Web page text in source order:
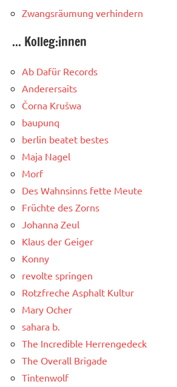
Zwangsräumung verhindern
... Kolleg:innen
Ab Dafür Records
Anderersaits
Čorna Krušwa
baupunq
berlin beatet bestes
Maja Nagel
Morf
Des Wahnsinns fette Meute
Früchte des Zorns
Johanna Zeul
Klaus der Geiger
Konny
revolte springen
Rotzfreche Asphalt Kultur
Mary Ocher
sahara b.
The Incredible Herrengedeck
The Overall Brigade
Tintenwolf